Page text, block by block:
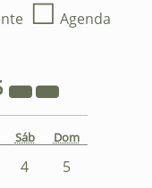
☐ Agenda
Sáb Dom
4
5